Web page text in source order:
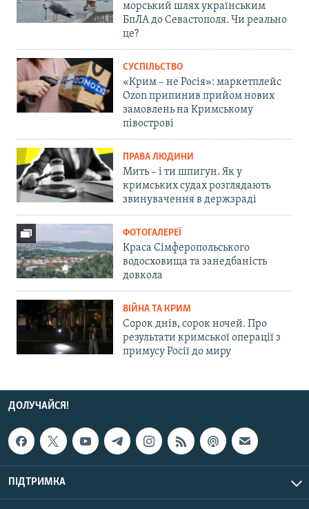
морський шлях українським
БпЛА до Севастополя. Чи реально
це?
СУСПІЛЬСТВО
«Крим – не Росія»: маркетплейс
Ozon припинив прийом нових
замовлень на Кримському
півострові
ПРАВА ЛЮДИНИ
Мить – і ти шпигун. Як у
кримських судах розглядають
звинувачення в держзраді
ФОТОГАЛЕРЕЇ
Краса Сімферопольського
водосховища та занедбаність
довкола
ВІЙНА ТА КРИМ
Сорок днів, сорок ночей. Про
результати кримської операції з
примусу Росії до миру
ДОЛУЧАЙСЯ!
ПІДТРИМКА